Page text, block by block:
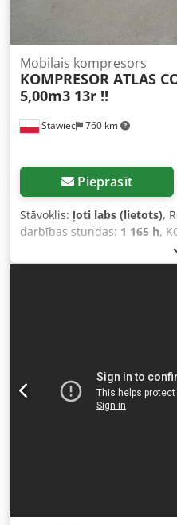
Stawiec 760 km
Mobilais kompresors
KOMPRESOR ATLAS
5,00m3 13r !!
Pieprasīt
Stāvoklis: ļoti labs (lietots),
darbības stundas: 1 165 h,
XAS87 5,00 m3 2013. gads!!
XAS87 pēc servisa apkopes
Eys Sjck - Ražība: 5,00 m3/